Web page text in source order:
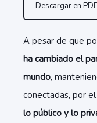
Descargar en PDF
A pesar de que
ha cambiado el
mundo,
conectadas, por
lo público y lo